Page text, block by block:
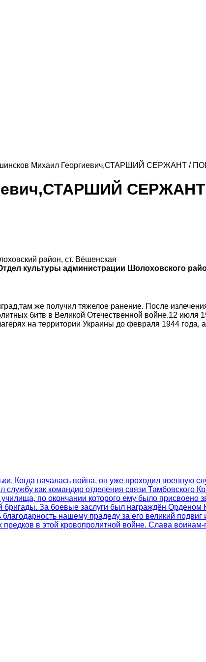
Михаил Георгиевич,СТАРШИЙ СЕРЖАНТ
район, ст. Вёшенская
культуры администрации Шолоховского
же получил тяжелое ранение. После
битв в Великой Отечественной войне.12
на территории Украины до февраля 1944
Когда началась война, он уже проходил военную
как командир отделения связи Тамбовского
по окончании которого ему было
бригады. За боевые заслуги был награждён
нашему прадеду за его великий
в этой кровопролитной войне. Слава